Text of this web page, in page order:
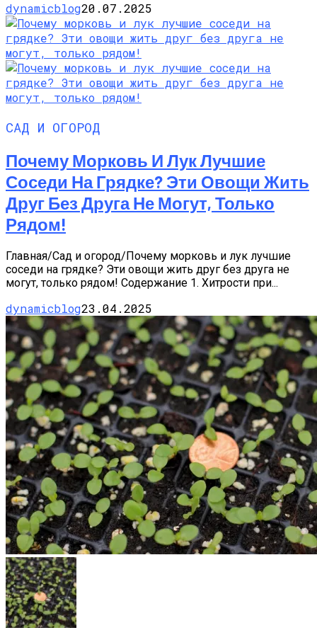
dynamicblog20.07.2025
САД И ОГОРОД
Почему Морковь И Лук Лучшие
Соседи На Грядке? Эти Овощи Жить
Друг Без Друга Не Могут, Только
Рядом!
Главная/Сад и огород/Почему морковь и лук лучшие
соседи на грядке? Эти овощи жить друг без друга не
могут, только рядом! Содержание 1. Хитрости при...
dynamicblog23.04.2025